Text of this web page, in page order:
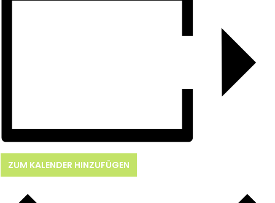
ZUM KALENDER HINZUFÜGEN